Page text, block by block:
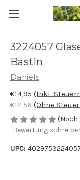
3224057
Bastin
Daniels
€14,95 (Inkl.
€12,56 (Ohne
(Noch
Bewertung
UPC: 4029753224057